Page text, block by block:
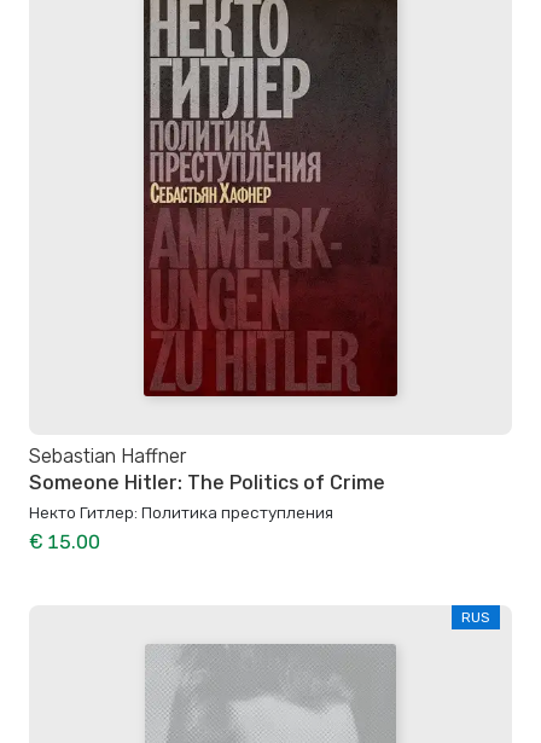
Sebastian Haffner
Someone Hitler: The Politics of Crime
Некто Гитлер: Политика преступления
€ 15.00
RUS